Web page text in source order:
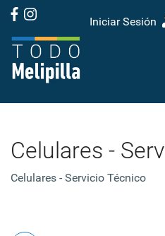
Iniciar Sesión
Celulares -
Celulares - Servicio Técnico